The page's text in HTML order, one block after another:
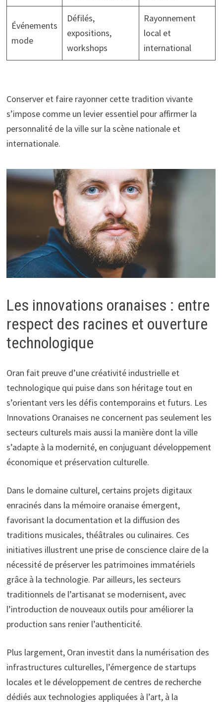
Événements
mode
Défilés,
expositions,
workshops
Rayonnement
local et
international
Conserver et faire rayonner cette tradition vivante
s’impose comme un levier essentiel pour affirmer la
personnalité de la ville sur la scène nationale et
internationale.
Les innovations oranaises : entre
respect des racines et ouverture
technologique
Oran fait preuve d’une créativité industrielle et
technologique qui puise dans son héritage tout en
s’orientant vers les défis contemporains et futurs. Les
Innovations Oranaises ne concernent pas seulement les
secteurs culturels mais aussi la manière dont la ville
s’adapte à la modernité, en conjuguant développement
économique et préservation culturelle.
Dans le domaine culturel, certains projets digitaux
enracinés dans la mémoire oranaise émergent,
favorisant la documentation et la diffusion des
traditions musicales, théâtrales ou culinaires. Ces
initiatives illustrent une prise de conscience claire de la
nécessité de préserver les patrimoines immatériels
grâce à la technologie. Par ailleurs, les secteurs
traditionnels de l’artisanat se modernisent, avec
l’introduction de nouveaux outils pour améliorer la
production sans renier l’authenticité.
Plus largement, Oran investit dans la numérisation des
infrastructures culturelles, l’émergence de startups
locales et le développement de centres de recherche
dédiés aux technologies appliquées à l’art, à la